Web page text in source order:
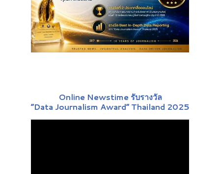
Online Newstime รับรางวัล
“Data Journalism Award” Thailand 2025